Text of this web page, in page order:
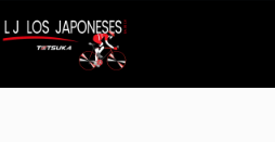
al
contenido